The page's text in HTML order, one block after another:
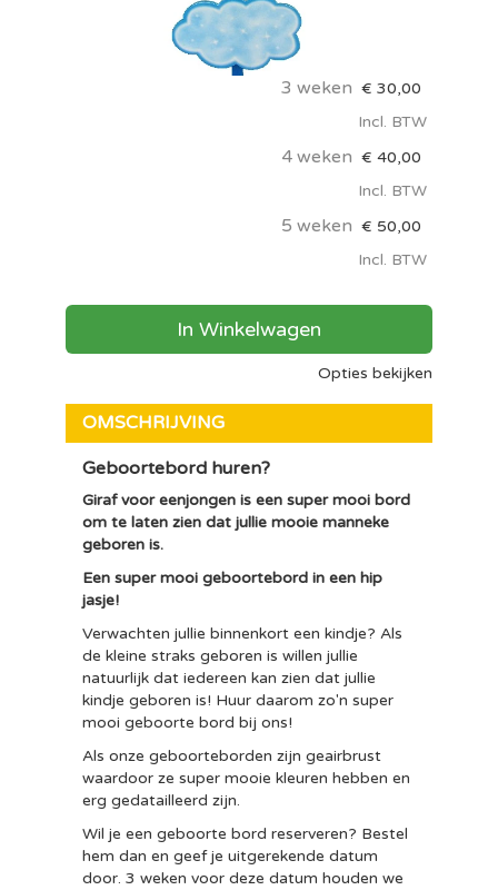
3 weken € 30,00
Incl. BTW
4 weken € 40,00
Incl. BTW
5 weken € 50,00
Incl. BTW
In Winkelwagen
Opties bekijken
OMSCHRIJVING
Geboortebord huren?
Giraf voor eenjongen is een super mooi bord
om te laten zien dat jullie mooie manneke
geboren is.
Een super mooi geboortebord in een hip
jasje!
Verwachten jullie binnenkort een kindje? Als
de kleine straks geboren is willen jullie
natuurlijk dat iedereen kan zien dat jullie
kindje geboren is! Huur daarom zo'n super
mooi geboorte bord bij ons!
Als onze geboorteborden zijn geairbrust
waardoor ze super mooie kleuren hebben en
erg gedatailleerd zijn.
Wil je een geboorte bord reserveren? Bestel
hem dan en geef je uitgerekende datum
door. 3 weken voor deze datum houden we